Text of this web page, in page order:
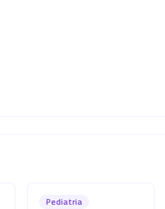
Pediatria